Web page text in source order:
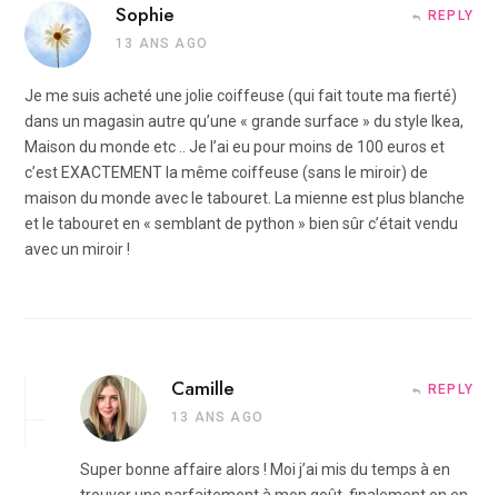
Sophie
13 ANS AGO
REPLY
Je me suis acheté une jolie coiffeuse (qui fait toute ma fierté)
dans un magasin autre qu’une « grande surface » du style Ikea,
Maison du monde etc .. Je l’ai eu pour moins de 100 euros et
c’est EXACTEMENT la même coiffeuse (sans le miroir) de
maison du monde avec le tabouret. La mienne est plus blanche
et le tabouret en « semblant de python » bien sûr c’était vendu
avec un miroir !
Camille
13 ANS AGO
REPLY
Super bonne affaire alors ! Moi j’ai mis du temps à en